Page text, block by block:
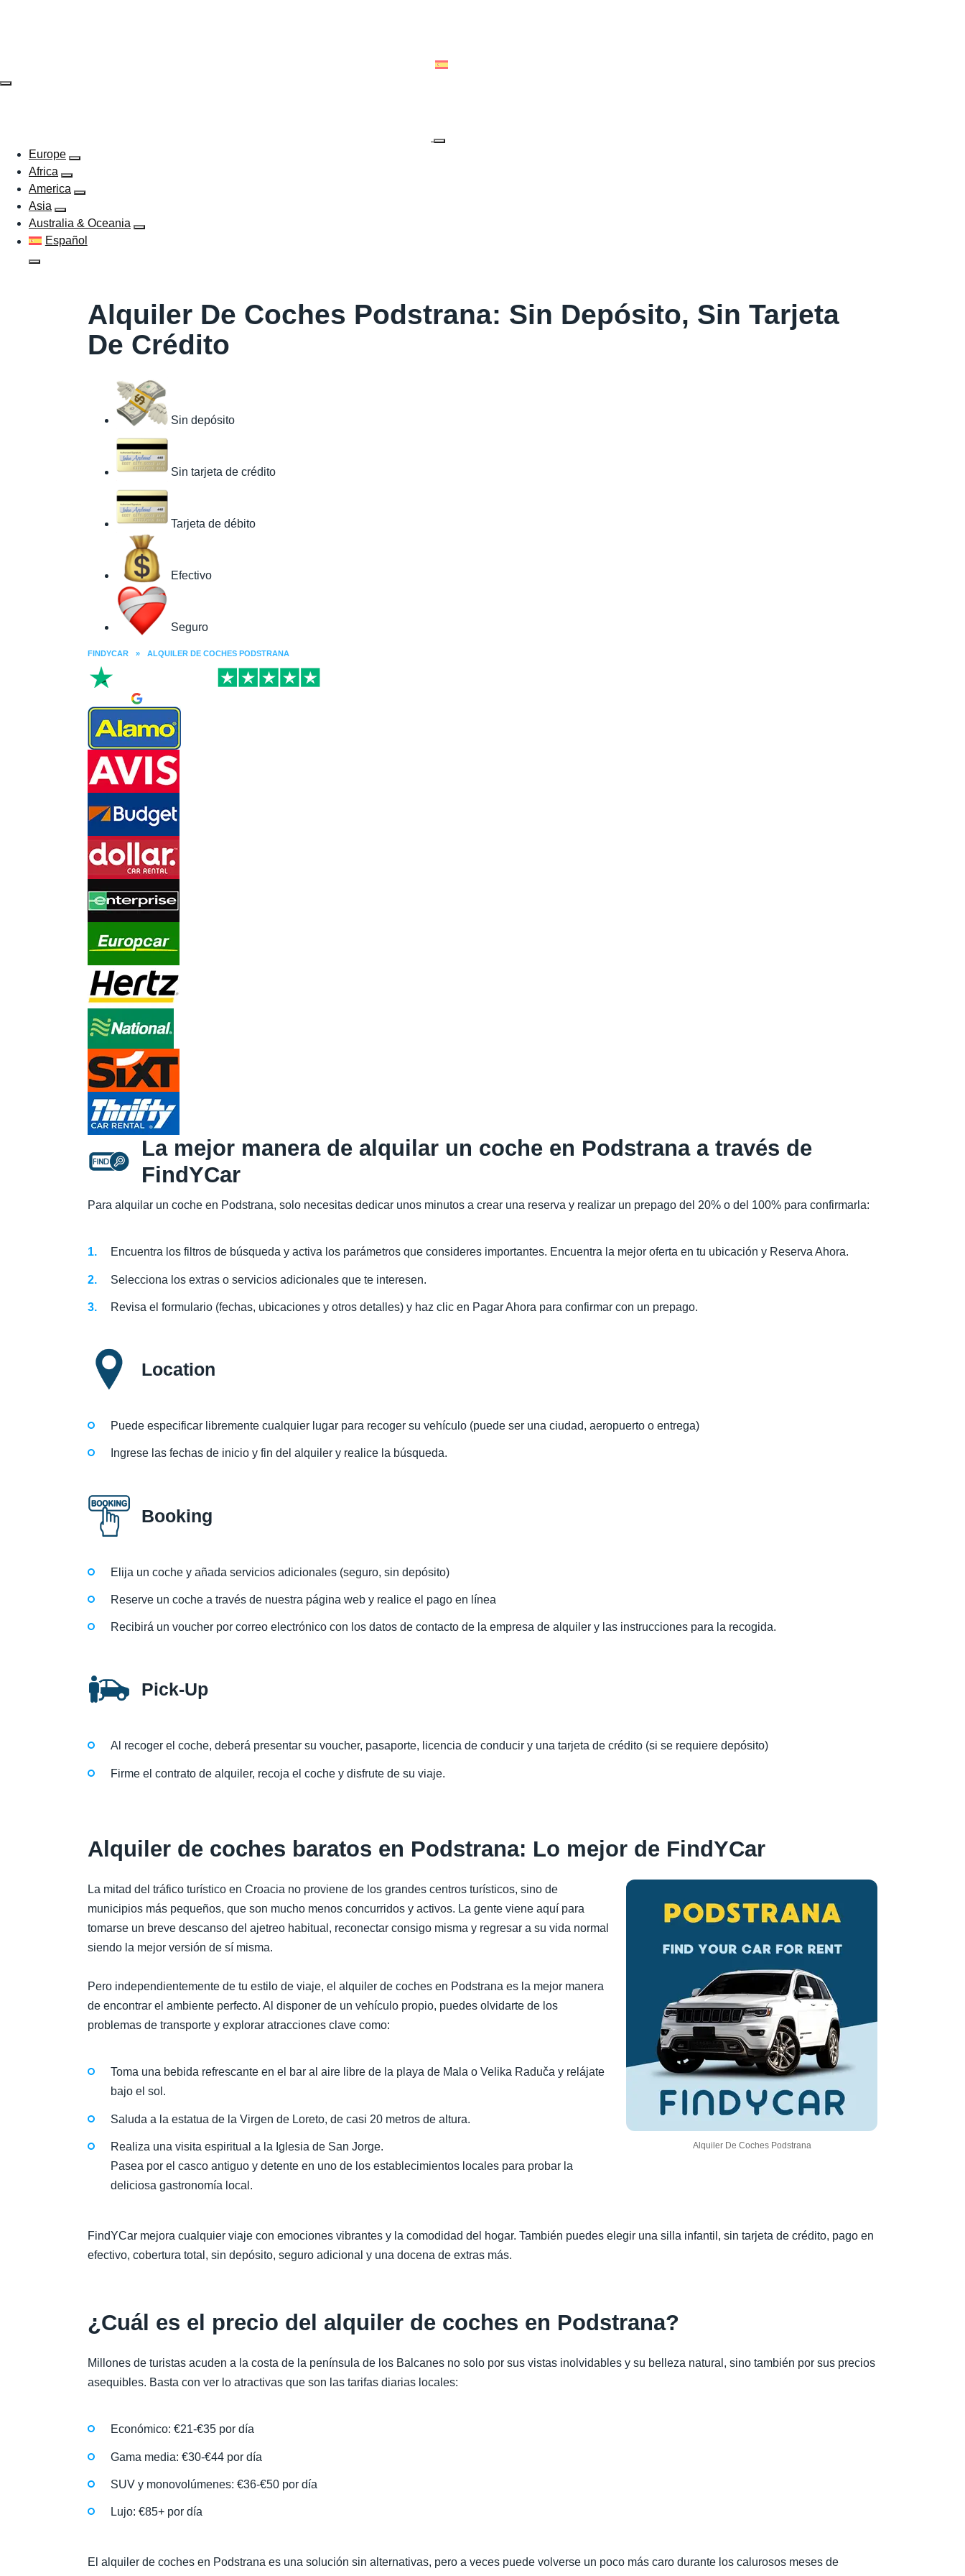
Europe
Africa
America
Asia
Australia & Oceania
Español
Alquiler De Coches Podstrana: Sin Depósito, Sin Tarjeta
De Crédito
Sin depósito
Sin tarjeta de crédito
Tarjeta de débito
Efectivo
Seguro
FINDYCAR » ALQUILER DE COCHES PODSTRANA
La mejor manera de alquilar un coche en Podstrana a través de
FindYCar
Para alquilar un coche en Podstrana, solo necesitas dedicar unos minutos a crear una reserva y realizar un prepago del 20% o del 100% para confirmarla:
Encuentra los filtros de búsqueda y activa los parámetros que consideres importantes. Encuentra la mejor oferta en tu ubicación y Reserva Ahora.
Selecciona los extras o servicios adicionales que te interesen.
Revisa el formulario (fechas, ubicaciones y otros detalles) y haz clic en Pagar Ahora para confirmar con un prepago.
Location
Puede especificar libremente cualquier lugar para recoger su vehículo (puede ser una ciudad, aeropuerto o entrega)
Ingrese las fechas de inicio y fin del alquiler y realice la búsqueda.
Booking
Elija un coche y añada servicios adicionales (seguro, sin depósito)
Reserve un coche a través de nuestra página web y realice el pago en línea
Recibirá un voucher por correo electrónico con los datos de contacto de la empresa de alquiler y las instrucciones para la recogida.
Pick-Up
Al recoger el coche, deberá presentar su voucher, pasaporte, licencia de conducir y una tarjeta de crédito (si se requiere depósito)
Firme el contrato de alquiler, recoja el coche y disfrute de su viaje.
Alquiler de coches baratos en Podstrana: Lo mejor de FindYCar
Alquiler De Coches Podstrana
La mitad del tráfico turístico en Croacia no proviene de los grandes centros turísticos, sino de
municipios más pequeños, que son mucho menos concurridos y activos. La gente viene aquí para
tomarse un breve descanso del ajetreo habitual, reconectar consigo misma y regresar a su vida normal
siendo la mejor versión de sí misma.
Pero independientemente de tu estilo de viaje, el alquiler de coches en Podstrana es la mejor manera
de encontrar el ambiente perfecto. Al disponer de un vehículo propio, puedes olvidarte de los
problemas de transporte y explorar atracciones clave como:
Toma una bebida refrescante en el bar al aire libre de la playa de Mala o Velika Raduča y relájate
bajo el sol.
Saluda a la estatua de la Virgen de Loreto, de casi 20 metros de altura.
Realiza una visita espiritual a la Iglesia de San Jorge.
Pasea por el casco antiguo y detente en uno de los establecimientos locales para probar la
deliciosa gastronomía local.
FindYCar mejora cualquier viaje con emociones vibrantes y la comodidad del hogar. También puedes elegir una silla infantil, sin tarjeta de crédito, pago en
efectivo, cobertura total, sin depósito, seguro adicional y una docena de extras más.
¿Cuál es el precio del alquiler de coches en Podstrana?
Millones de turistas acuden a la costa de la península de los Balcanes no solo por sus vistas inolvidables y su belleza natural, sino también por sus precios
asequibles. Basta con ver lo atractivas que son las tarifas diarias locales:
Económico: €21-€35 por día
Gama media: €30-€44 por día
SUV y monovolúmenes: €36-€50 por día
Lujo: €85+ por día
El alquiler de coches en Podstrana es una solución sin alternativas, pero a veces puede volverse un poco más caro durante los calurosos meses de